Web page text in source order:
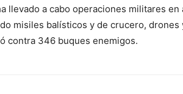
llevado a cabo operaciones militares
misiles balísticos y de crucero,
contra 346 buques enemigos.